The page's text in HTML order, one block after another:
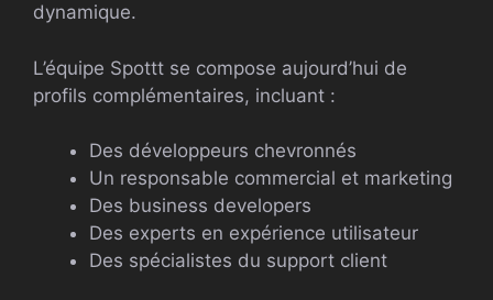
dynamique.
L’équipe Spottt se compose aujourd’hui de
profils complémentaires, incluant :
Des développeurs chevronnés
Un responsable commercial et marketing
Des business developers
Des experts en expérience utilisateur
Des spécialistes du support client